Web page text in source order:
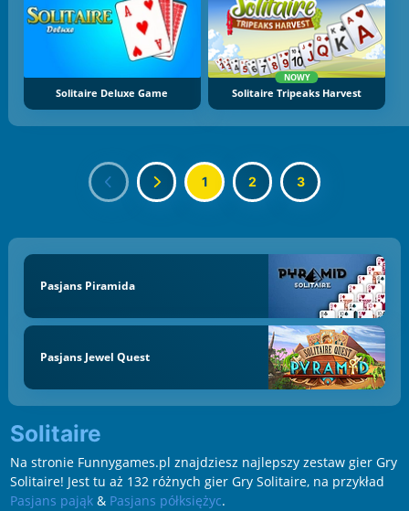
Solitaire Deluxe Game
NOWY
Solitaire Tripeaks Harvest
1 2 3
Pasjans Piramida
Pasjans Jewel Quest
Solitaire
Na stronie Funnygames.pl znajdziesz najlepszy zestaw gier Gry
Solitaire! Jest tu aż 132 różnych gier Gry Solitaire, na przykład
Pasjans pająk& Pasjans półksiężyc.